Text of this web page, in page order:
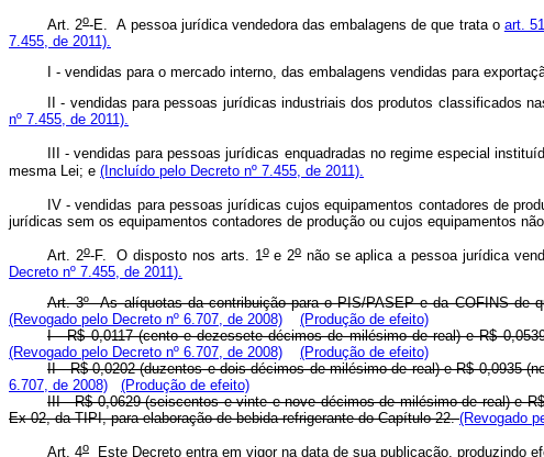
Art. 2o-E.A pessoa jurídica vendedora das embalagens de que trata o art.
7.455, de 2011).
I - vendidas para o mercado interno, das embalagens vendidas para
II - vendidas para pessoas jurídicas industriais dos produtos classificados
nº 7.455, de 2011).
III - vendidas para pessoas jurídicas enquadradas no regime especial
mesma Lei; e (Incluído pelo Decreto nº 7.455, de 2011).
IV - vendidas para pessoas jurídicas cujos equipamentos contadores de
jurídicas sem os equipamentos contadores de produção ou cujos equipamentos
Art. 2o-F.O disposto nos arts. 1oe 2onão se aplica a pessoa jurídica
Decreto nº 7.455, de 2011).
Art. 3º As alíquotas da contribuição para o PIS/PASEP e da COFINS de
(Revogado pelo Decreto nº 6.707, de 2008)
(Produção de efeito)
I - R$ 0,0117 (cento e dezessete décimos de milésimo de real) e R$
(Revogado pelo Decreto nº 6.707, de 2008)
(Produção de efeito)
II - R$ 0,0202 (duzentos e dois décimos de milésimo de real) e R$ 0,0935
6.707, de 2008)
(Produção de efeito)
III - R$ 0,0629 (seiscentos e vinte e nove décimos de milésimo de real) e
Ex 02, da TIPI, para elaboração de bebida refrigerante do Capítulo 22.(Revogado
Art. 4o Este Decreto entra em vigor na data de sua publicação, produzindo